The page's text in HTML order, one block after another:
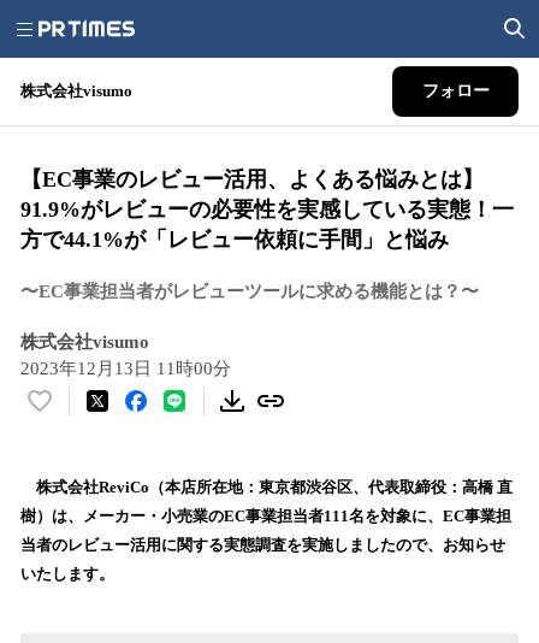
株式会社visumo フォロー
【EC事業のレビュー活用、よくある悩みとは】
91.9%がレビューの必要性を実感している実態！一
方で44.1%が「レビュー依頼に手間」と悩み
〜EC事業担当者がレビューツールに求める機能とは？〜
株式会社visumo
2023年12月13日 11時00分
い
！
数
を
読
株式会社ReviCo（本店所在地：東京都渋谷区、代表取締役：高橋 直
樹）は、メーカー・小売業のEC事業担当者111名を対象に、EC事業担
当者のレビュー活用に関する実態調査を実施しましたので、お知らせ
いたします。